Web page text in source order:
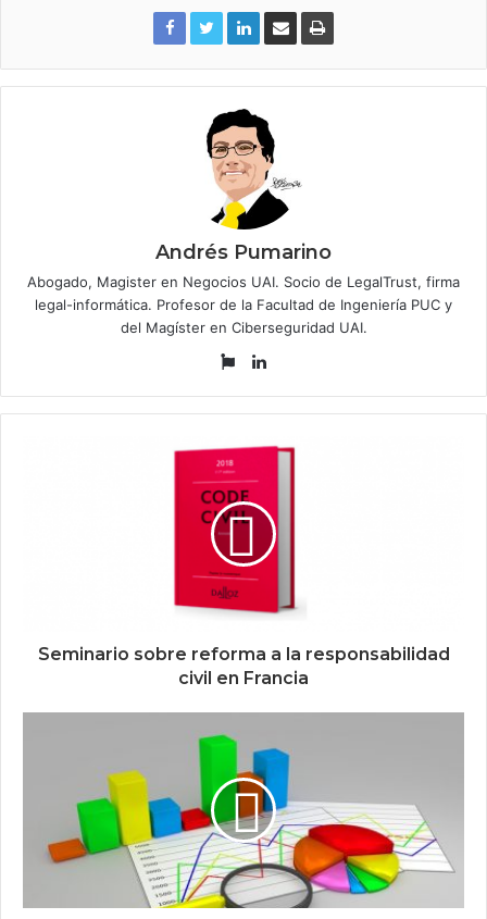
Andrés Pumarino
Abogado, Magister en Negocios UAI. Socio de LegalTrust, firma
legal-informática. Profesor de la Facultad de Ingeniería PUC y
del Magíster en Ciberseguridad UAI.
Seminario sobre reforma a la responsabilidad
civil en Francia